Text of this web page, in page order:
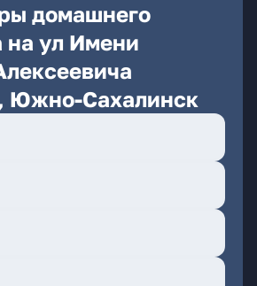
домашнего
на ул Имени
Южно-Сахалинск